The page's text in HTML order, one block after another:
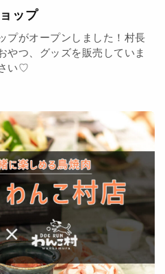
ップ
プがオープンしました！村長
やつ、グッズを販売していま
い♡